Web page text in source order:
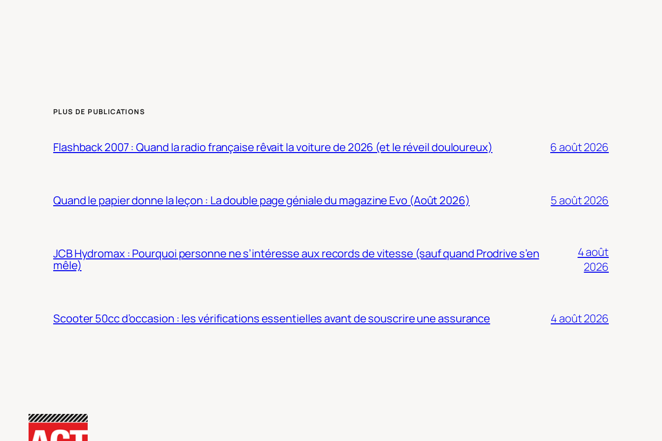
PLUS DE PUBLICATIONS
Flashback 2007 : Quand la radio française rêvait la voiture de 2026 (et le réveil douloureux) 6 août 2026
Quand le papier donne la leçon : La double page géniale du magazine Evo (Août 2026) 5 août 2026
JCB Hydromax : Pourquoi personne ne s’intéresse aux records de vitesse (sauf quand Prodrive s’en
mêle)
4 août
2026
Scooter 50cc d’occasion : les vérifications essentielles avant de souscrire une assurance 4 août 2026